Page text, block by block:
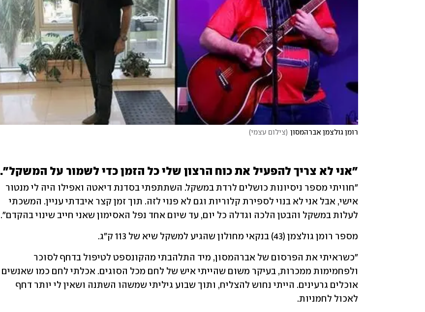
רומן גולצמן אברהמסון (צילום עצמי)
"אני לא צריך להפעיל את כוח הרצון שלי כל הזמן כדי לשמור על המשקל".
לעלות במשקל והבטן הלכה וגדלה כל יום, עד שיום אחד נפל האסימון שאני חייב שינוי בהקדם".
מספר רומן גולצמן (43) בנקאי מחולון שהגיע למשקל שיא של 113 ק"ג.
לאכול לחמניות.